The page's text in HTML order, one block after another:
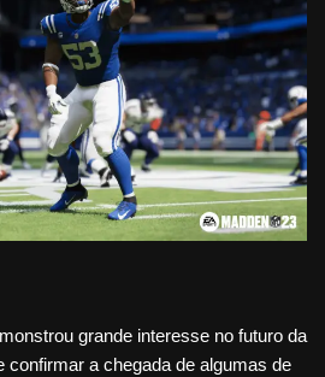
grande interesse no futuro da
confirmar a chegada de algumas de